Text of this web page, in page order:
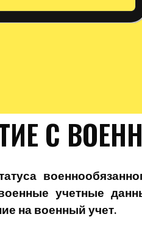
С
учетные
на военный учет.